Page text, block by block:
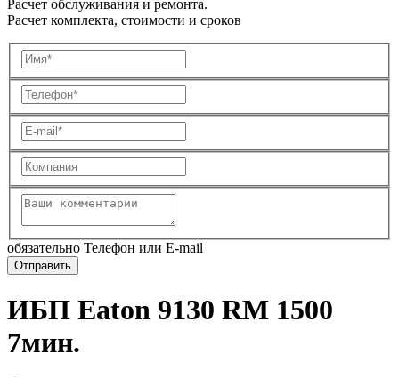
Расчет обслуживания и ремонта.
Расчет комплекта, стоимости и сроков
обязательно Телефон или E-mail
ИБП Eaton 9130 RM 1500
7мин.